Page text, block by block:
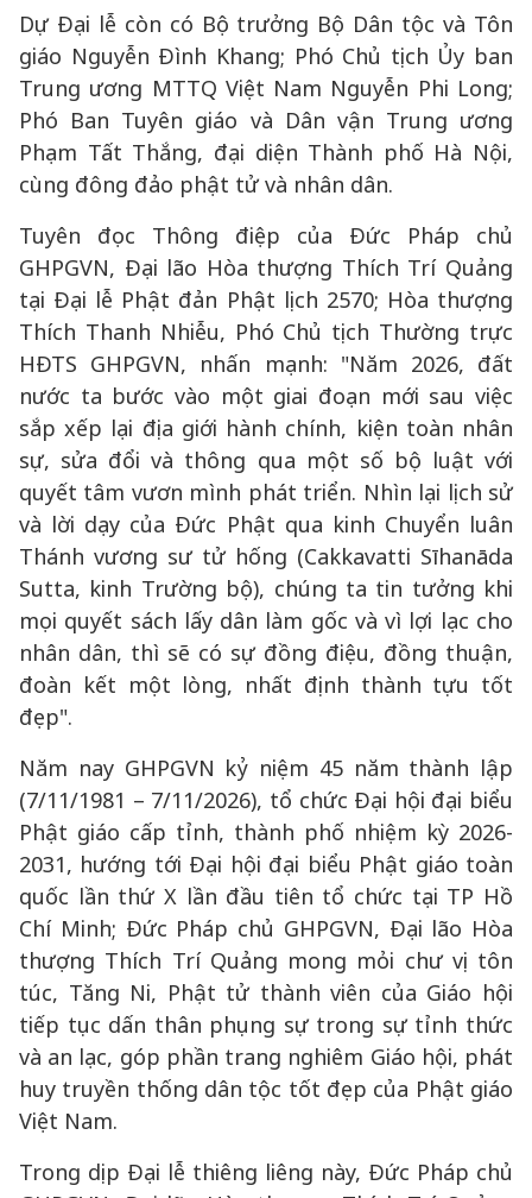
Dự Đại lễ còn có Bộ trưởng Bộ Dân tộc và Tôn
giáo Nguyễn Đình Khang; Phó Chủ tịch Ủy ban
Trung ương MTTQ Việt Nam Nguyễn Phi Long;
Phó Ban Tuyên giáo và Dân vận Trung ương
Phạm Tất Thắng, đại diện Thành phố Hà Nội,
cùng đông đảo phật tử và nhân dân.
Tuyên đọc Thông điệp của Đức Pháp chủ
GHPGVN, Đại lão Hòa thượng Thích Trí Quảng
tại Đại lễ Phật đản Phật lịch 2570; Hòa thượng
Thích Thanh Nhiễu, Phó Chủ tịch Thường trực
HĐTS GHPGVN, nhấn mạnh: "Năm 2026, đất
nước ta bước vào một giai đoạn mới sau việc
sắp xếp lại địa giới hành chính, kiện toàn nhân
sự, sửa đổi và thông qua một số bộ luật với
quyết tâm vươn mình phát triển. Nhìn lại lịch sử
và lời dạy của Đức Phật qua kinh Chuyển luân
Thánh vương sư tử hống (Cakkavatti Sīhanāda
Sutta, kinh Trường bộ), chúng ta tin tưởng khi
mọi quyết sách lấy dân làm gốc và vì lợi lạc cho
nhân dân, thì sẽ có sự đồng điệu, đồng thuận,
đoàn kết một lòng, nhất định thành tựu tốt
đẹp".
Năm nay GHPGVN kỷ niệm 45 năm thành lập
(7/11/1981 – 7/11/2026), tổ chức Đại hội đại biểu
Phật giáo cấp tỉnh, thành phố nhiệm kỳ 2026-
2031, hướng tới Đại hội đại biểu Phật giáo toàn
quốc lần thứ X lần đầu tiên tổ chức tại TP Hồ
Chí Minh; Đức Pháp chủ GHPGVN, Đại lão Hòa
thượng Thích Trí Quảng mong mỏi chư vị tôn
túc, Tăng Ni, Phật tử thành viên của Giáo hội
tiếp tục dấn thân phụng sự trong sự tỉnh thức
và an lạc, góp phần trang nghiêm Giáo hội, phát
huy truyền thống dân tộc tốt đẹp của Phật giáo
Việt Nam.
Trong dịp Đại lễ thiêng liêng này, Đức Pháp chủ